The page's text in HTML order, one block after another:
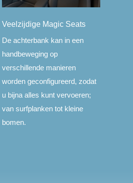
Veelzijdige Magic Seats
De achterbank kan in een
handbeweging op
verschillende manieren
worden geconfigureerd, zodat
u bijna alles kunt vervoeren;
van surfplanken tot kleine
bomen.